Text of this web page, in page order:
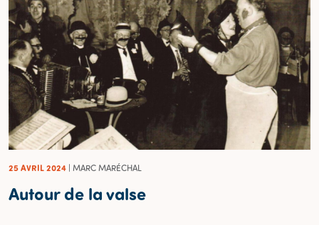
25 AVRIL 2024 | MARC MARÉCHAL
Autour de la valse